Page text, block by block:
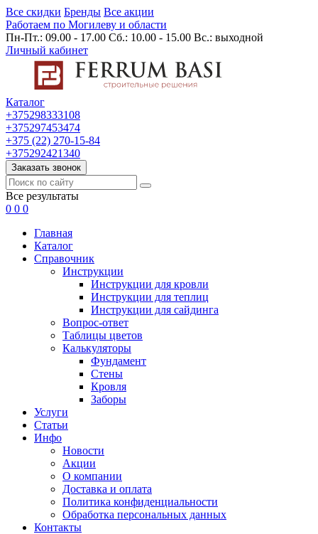
Все скидки Бренды Все акции
Работаем по Могилеву и области
Пн-Пт.: 09.00 - 17.00 Сб.: 10.00 - 15.00 Вс.: выходной
Личный кабинет
Каталог
+375298333108
+375297453474
+375 (22) 270-15-84
+375292421340
Заказать звонок
Все результаты
0 0 0
Главная
Каталог
Cправочник
Инструкции
Инструкции для кровли
Инструкции для теплиц
Инструкции для сайдинга
Вопрос-ответ
Таблицы цветов
Калькуляторы
Фундамент
Стены
Кровля
Заборы
Услуги
Статьи
Инфо
Новости
Акции
О компании
Доставка и оплата
Политика конфиденциальности
Обработка персональных данных
Контакты